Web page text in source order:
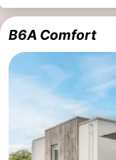
B6A Comfort